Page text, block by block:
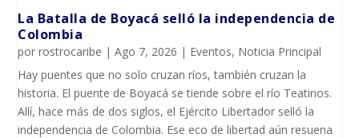
La Batalla de Boyacá selló la independencia de
Colombia
porrostrocaribe |Ago 7, 2026 | Eventos, Noticia Principal
Hay puentes que no solo cruzan ríos, también cruzan la
historia. El puente de Boyacá se tiende sobre el río Teatinos.
Allí, hace más de dos siglos, el Ejército Libertador selló la
independencia de Colombia. Ese eco de libertad aún resuena